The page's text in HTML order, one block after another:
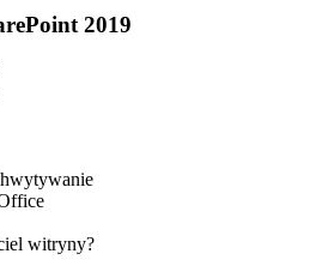
2019
witryny?